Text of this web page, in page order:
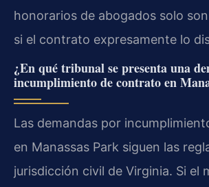
honorarios de abogados solo
si el contrato expresamente lo
¿En qué tribunal se presenta una
incumplimiento de contrato en
Las demandas por
en Manassas Park siguen las
jurisdicción civil de Virginia. Si el